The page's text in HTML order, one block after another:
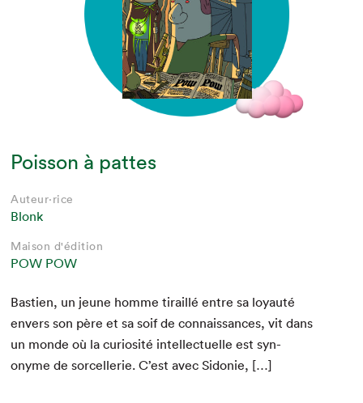
Poisson à pattes
Auteur·rice
Blonk
Maison d'édition
POW POW
Bastien, un jeune homme tirail­lé entre sa loy­auté
envers son père et sa soif de con­nais­sances, vit dans
un monde où la curiosité intel­lectuelle est syn­
onyme de sor­cel­lerie. C’est avec Sidonie, […]